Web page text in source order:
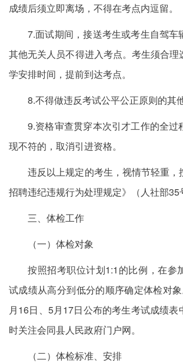
成绩后须立即离场，不得在考点内逗留。
7.面试期间，接送考生或考生自驾车
其他无关人员不得进入考点。考生须合
学安排时间，提前到达考点。
8.不得做违反考试公平公正原则的其
9.资格审查贯穿本次引才工作的全过
现不符的，取消引进资格。
违反以上规定的考生，视情节轻重
招聘违纪违规行为处理规定》（人社部35
三、体检工作
（一）体检对象
按照招考职位计划1:1的比例，在参
试成绩从高分到低分的顺序确定体检对
月16日、5月17日公布的考生考试成绩表
时关注会同县人民政府门户网。
（二）体检标准、安排